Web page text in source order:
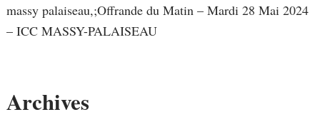
massy palaiseau,;Offrande du Matin – Mardi 28 Mai 2024
– ICC MASSY-PALAISEAU
Archives